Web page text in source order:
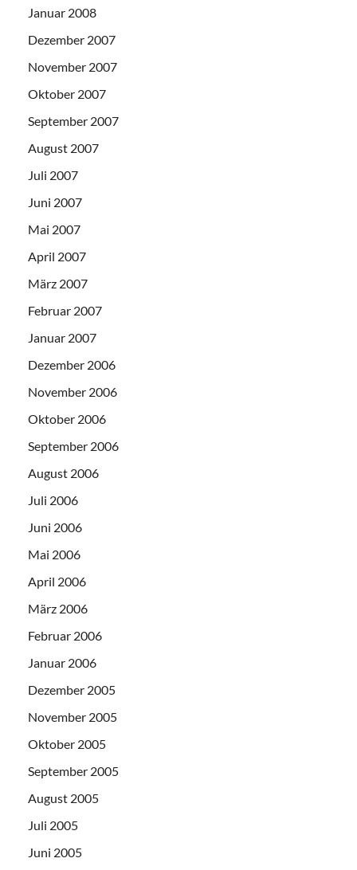
Januar 2008
Dezember 2007
November 2007
Oktober 2007
September 2007
August 2007
Juli 2007
Juni 2007
Mai 2007
April 2007
März 2007
Februar 2007
Januar 2007
Dezember 2006
November 2006
Oktober 2006
September 2006
August 2006
Juli 2006
Juni 2006
Mai 2006
April 2006
März 2006
Februar 2006
Januar 2006
Dezember 2005
November 2005
Oktober 2005
September 2005
August 2005
Juli 2005
Juni 2005